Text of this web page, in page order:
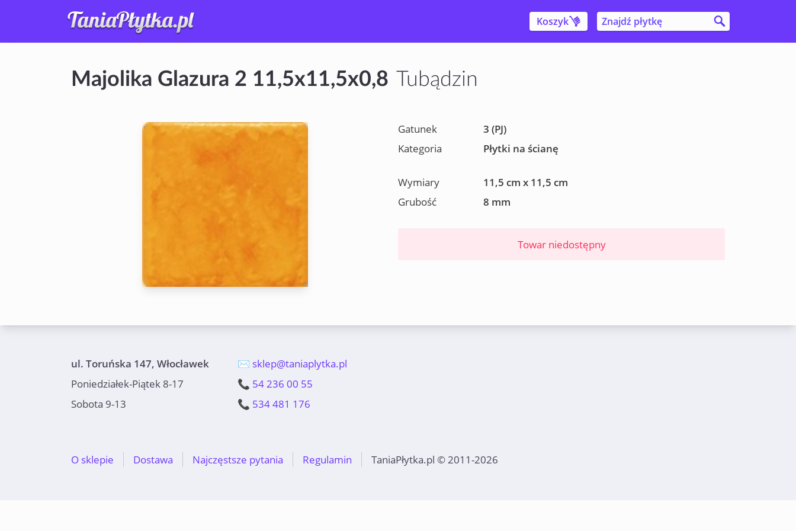
Koszyk
Majolika Glazura 2 11,5x11,5x0,8 Tubądzin
Gatunek
3 (PJ)
Kategoria
Płytki na ścianę
Wymiary
11,5 cm x 11,5 cm
Grubość
8 mm
Towar niedostępny
ul. Toruńska 147, Włocławek
Poniedziałek-Piątek 8-17
Sobota 9-13
✉️ sklep@taniaplytka.pl
📞 54 236 00 55
📞 534 481 176
O sklepie Dostawa Najczęstsze pytania Regulamin TaniaPłytka.pl © 2011-2026